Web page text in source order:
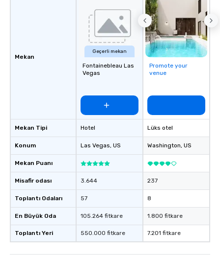
Mekan
Mekan Tipi
Konum
Mekan Puanı
Misafir odası
Toplantı Odaları
En Büyük Oda
Toplantı Yeri
Geçerli mekan
Fontainebleau Las
Vegas
Hotel
Las Vegas, US
3.644
57
105.264 fitkare
550.000 fitkare
Promote your
venue
Lüks otel
Washington, US
237
8
1.800 fitkare
7.201 fitkare